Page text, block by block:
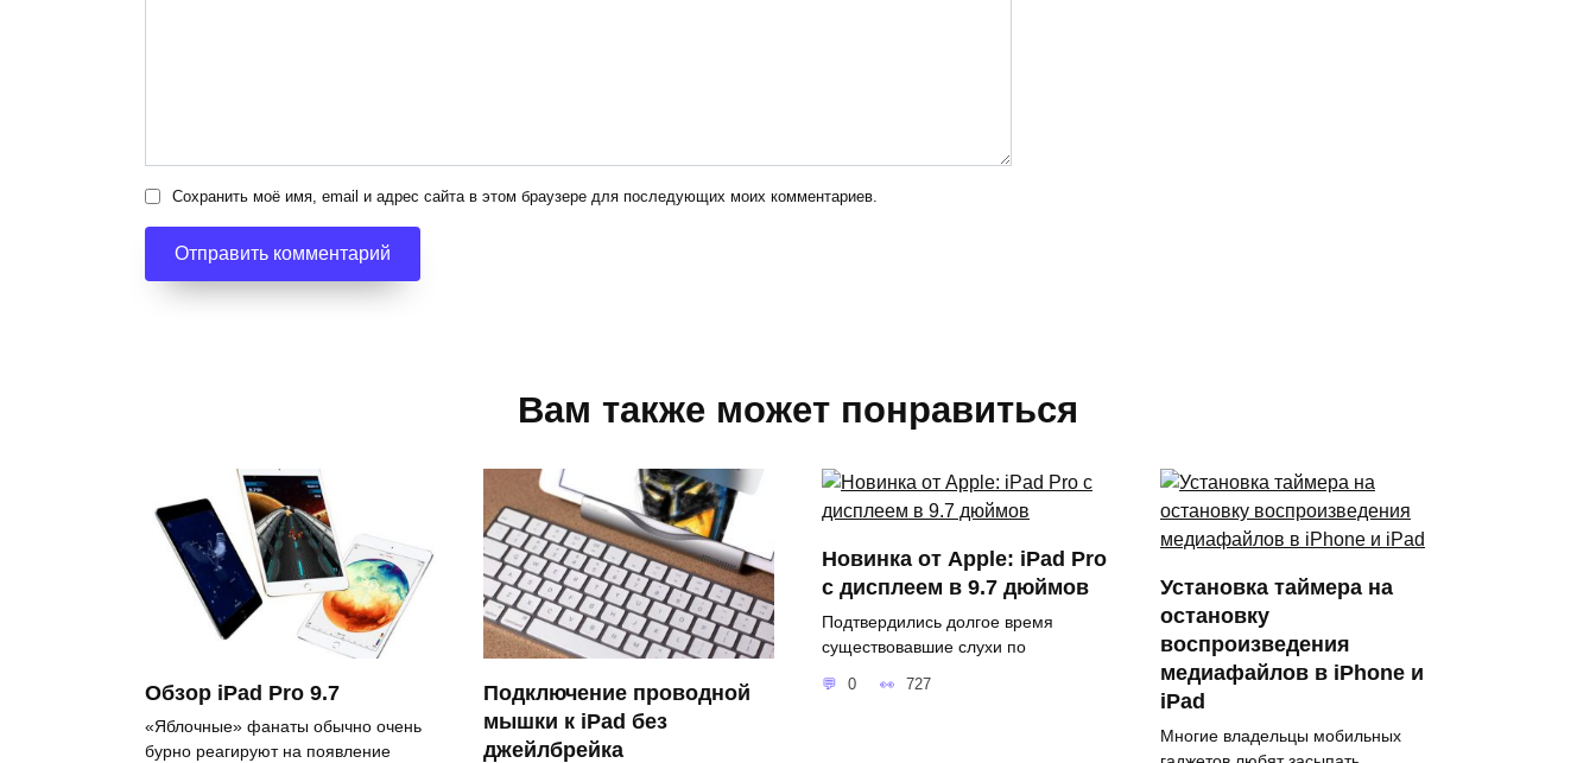
Сохранить моё имя, email и адрес сайта в этом браузере для последующих моих комментариев.
Вам также может понравиться
Обзор iPad Pro 9.7
«Яблочные» фанаты обычно очень
бурно реагируют на появление
Подключение проводной
мышки к iPad без
джейлбрейка
Новинка от Apple: iPad Pro
с дисплеем в 9.7 дюймов
Подтвердились долгое время
существовавшие слухи по
0 727
Установка таймера на
остановку
воспроизведения
медиафайлов в iPhone и
iPad
Многие владельцы мобильных